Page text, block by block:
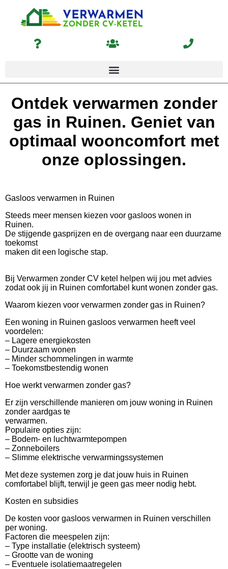
Ontdek verwarmen zonder
gas in Ruinen. Geniet van
optimaal wooncomfort met
onze oplossingen.
Gasloos verwarmen in Ruinen
Steeds meer mensen kiezen voor gasloos wonen in
Ruinen.
De stijgende gasprijzen en de overgang naar een duurzame
toekomst
maken dit een logische stap.
Bij Verwarmen zonder CV ketel helpen wij jou met advies
zodat ook jij in Ruinen comfortabel kunt wonen zonder gas.
Waarom kiezen voor verwarmen zonder gas in Ruinen?
Een woning in Ruinen gasloos verwarmen heeft veel
voordelen:
– Lagere energiekosten
– Duurzaam wonen
– Minder schommelingen in warmte
– Toekomstbestendig wonen
Hoe werkt verwarmen zonder gas?
Er zijn verschillende manieren om jouw woning in Ruinen
zonder aardgas te
verwarmen.
Populaire opties zijn:
– Bodem- en luchtwarmtepompen
– Zonneboilers
– Slimme elektrische verwarmingssystemen
Met deze systemen zorg je dat jouw huis in Ruinen
comfortabel blijft, terwijl je geen gas meer nodig hebt.
Kosten en subsidies
De kosten voor gasloos verwarmen in Ruinen verschillen
per woning.
Factoren die meespelen zijn:
– Type installatie (elektrisch systeem)
– Grootte van de woning
– Eventuele isolatiemaatregelen